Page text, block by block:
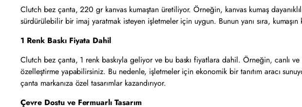
Clutch bez çanta, 220 gr kanvas kumaştan üretiliyor. Örneğin, kanvas kumaş
sürdürülebilir bir imaj yaratmak isteyen işletmeler için uygun. Bunun yanı sıra,
1 Renk Baskı Fiyata Dahil
Clutch bez çanta, 1 renk baskıyla geliyor ve bu baskı fiyatlara dahil. Örneğin, canlı
özelleştirme yapabilirsiniz. Bu nedenle, işletmeler için ekonomik bir tanıtım aracı
çanta markanıza özel tasarımlar kazandırıyor.
Çevre Dostu ve Fermuarlı Tasarım